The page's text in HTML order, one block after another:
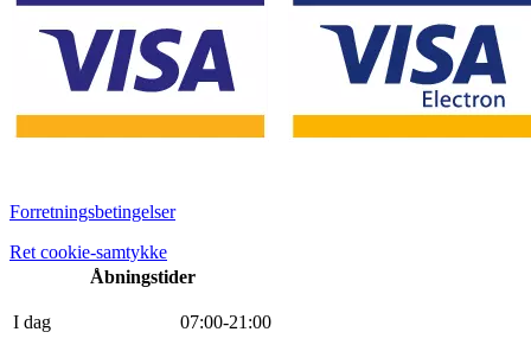
Forretningsbetingelser
Ret cookie-samtykke
Åbningstider
I dag 07:00-21 :00